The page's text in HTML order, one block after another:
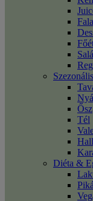
Szezonális
Ősz
Tél
Diéta &